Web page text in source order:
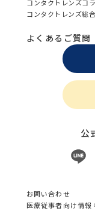
コンタクトレンズコ
コンタクトレンズ総
よくあるご質問
公
お問い合わせ
医療従事者向け情報